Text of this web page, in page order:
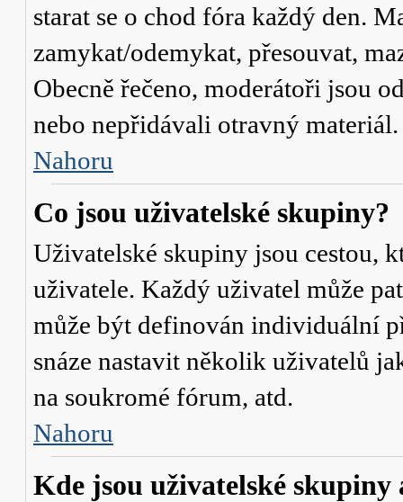
starat se o chod fóra každý den.
zamykat/odemykat, přesouvat,
Obecně řečeno, moderátoři jsou
nebo nepřidávali otravný materiál.
Nahoru
Co jsou uživatelské skupiny?
Uživatelské skupiny jsou cestou,
uživatele. Každý uživatel může
může být definován individuální
snáze nastavit několik uživatelů
na soukromé fórum, atd.
Nahoru
Kde jsou uživatelské